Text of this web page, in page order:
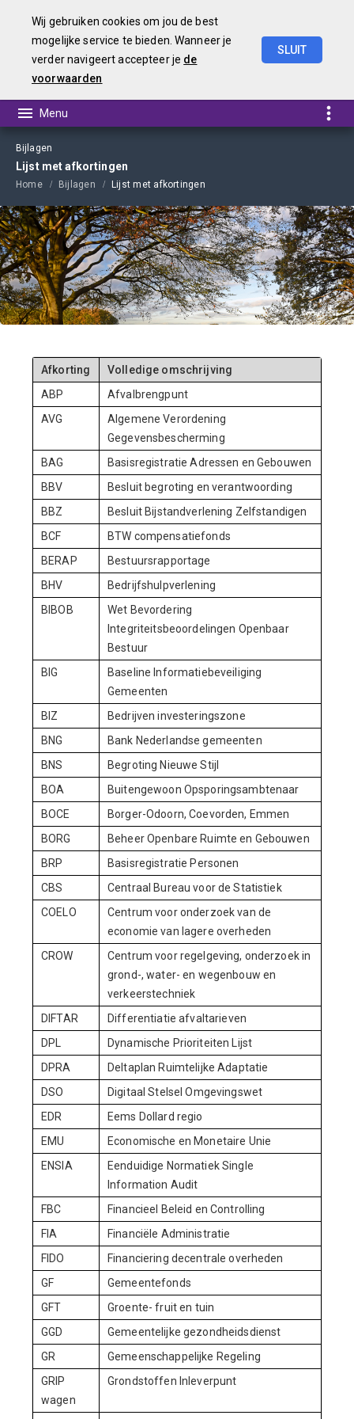
Wij gebruiken cookies om jou de best
mogelijke service te bieden. Wanneer je
verder navigeert accepteer je de
voorwaarden
SLUIT
Bijlagen
Lijst met afkortingen
Home Bijlagen Lijst met afkortingen
Afkorting
Volledige omschrijving
ABP
Afvalbrengpunt
AVG
Algemene Verordening
Gegevensbescherming
BAG
Basisregistratie Adressen en Gebouwen
BBV
Besluit begroting en verantwoording
BBZ
Besluit Bijstandverlening Zelfstandigen
BCF
BTW compensatiefonds
BERAP
Bestuursrapportage
BHV
Bedrijfshulpverlening
BIBOB
Wet Bevordering
Integriteitsbeoordelingen Openbaar
Bestuur
BIG
Baseline Informatiebeveiliging
Gemeenten
BIZ
Bedrijven investeringszone
BNG
Bank Nederlandse gemeenten
BNS
Begroting Nieuwe Stijl
BOA
Buitengewoon Opsporingsambtenaar
BOCE
Borger-Odoorn, Coevorden, Emmen
BORG
Beheer Openbare Ruimte en Gebouwen
BRP
Basisregistratie Personen
CBS
Centraal Bureau voor de Statistiek
COELO
Centrum voor onderzoek van de
economie van lagere overheden
CROW
Centrum voor regelgeving, onderzoek in
grond-, water- en wegenbouw en
verkeerstechniek
DIFTAR
Differentiatie afvaltarieven
DPL
Dynamische Prioriteiten Lijst
DPRA
Deltaplan Ruimtelijke Adaptatie
DSO
Digitaal Stelsel Omgevingswet
EDR
Eems Dollard regio
EMU
Economische en Monetaire Unie
ENSIA
Eenduidige Normatiek Single
Information Audit
FBC
Financieel Beleid en Controlling
FIA
Financiële Administratie
FIDO
Financiering decentrale overheden
GF
Gemeentefonds
GFT
Groente- fruit en tuin
GGD
Gemeentelijke gezondheidsdienst
GR
Gemeenschappelijke Regeling
GRIP
wagen
Grondstoffen Inleverpunt